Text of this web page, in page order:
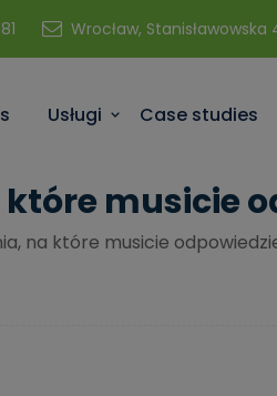
Wrocław, Stanisławowska
Usługi Case studies
musicie
na które musicie